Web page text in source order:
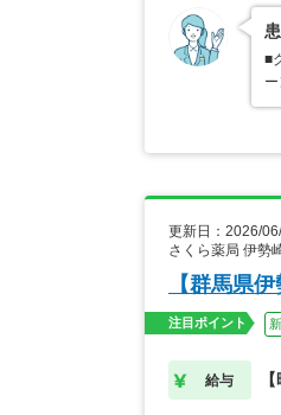
■
更新日：2026/
さくら薬局 伊勢
【群馬県
注目ポイント
給与